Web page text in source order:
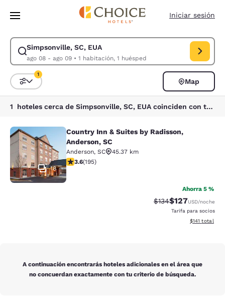
Saltar A Contenido Principal
Iniciar sesión
Simpsonville, SC, EUA
ago 08 - ago 09• 1 habitación, 1 huésped
Modificar búsqueda para Simpsonville, SC, EUA. Fecha de entrada
Ordenar y filtrar
1
Map
1 hoteles cerca de Simpsonville, SC, EUA coinciden con tus filtros
Country Inn & Suites by Radisson,
18
Country Inn & Suites by Radisson,
Anderson, SC
Anderson, SC
45.37 km
Calificación de 3.58 estrellas. Bueno. 195 reseñas
3.6(195)
Ahorra 5 %
Tarifa tachada:
$134Tarifa reducida:
$127USD/noche
Tarifa para socios
Ver detalles
$141 total
A continuación encontrarás hoteles adicionales en el área que
no concuerdan exactamente con tu criterio de búsqueda.